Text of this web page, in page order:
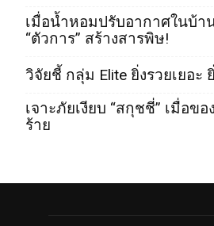
เมื่อน้ำหอมปรับอากาศในบ้า
“ตัวการ” สร้างสารพิษ!
วิจัยชี้ กลุ่ม Elite ยิ่งรวยเยอะ
เจาะภัยเงียบ “สกุชชี่” เมื่อข
ร้าย